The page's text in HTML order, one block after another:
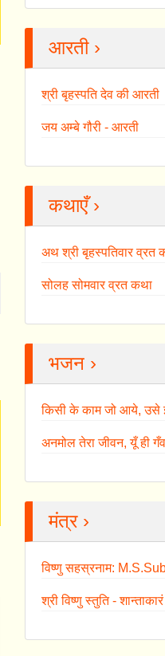
आरती ›
श्री बृहस्पति देव की आरती
जय अम्बे गौरी - आरती
कथाएँ ›
अथ श्री बृहस्पतिवार व्रत
सोलह सोमवार व्रत कथा
भजन ›
किसी के काम जो आये, उसे
अनमोल तेरा जीवन, यूँ ही
मंत्र ›
विष्णु सहस्रनाम:
श्री विष्णु स्तुति -